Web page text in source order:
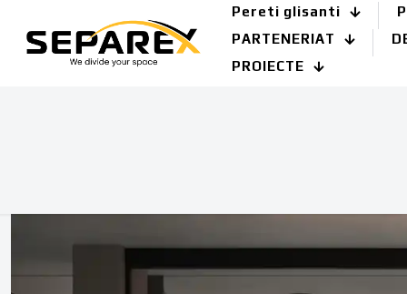
Pereti glisanti
PARTENERIAT
PROIECTE